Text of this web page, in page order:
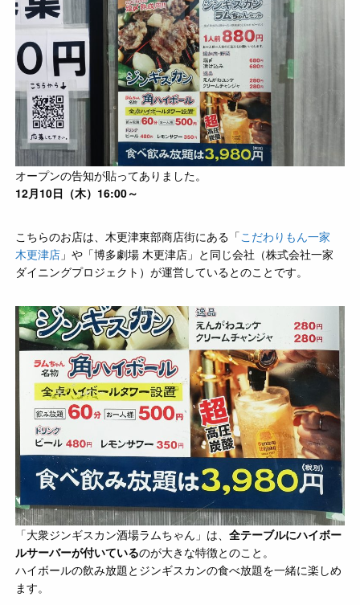
オープンの告知が貼ってありました。
12月10日（木）16:00～
こちらのお店は、木更津東部商店街にある「こだわりもん一家
木更津店 」や「博多劇場 木更津店」と同じ会社（株式会社一家
ダイニングプロジェクト）が運営しているとのことです。
「大衆ジンギスカン酒場ラムちゃん」は、全テーブルにハイボー
ルサーバーが付いているのが大きな特徴とのこと。
ハイボールの飲み放題とジンギスカンの食べ放題を一緒に楽しめ
ます。